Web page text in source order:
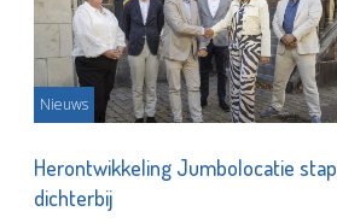
Nieuws
Herontwikkeling Jumbolocatie stap
dichterbij